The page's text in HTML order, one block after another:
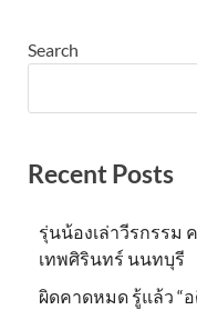
Search
Recent Posts
รุ่นน้องเล่าวีรกรรม
เทพศิรินทร์ นนทบุรี
ผิดคาดหมด รู้แล้ว “